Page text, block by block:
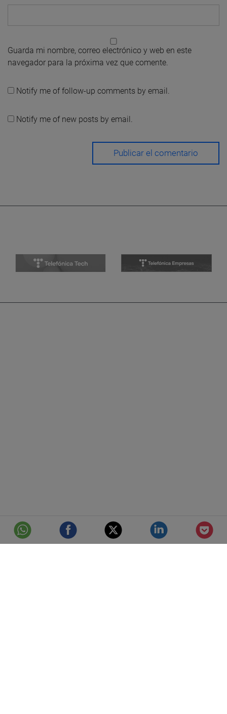
Guarda mi nombre, correo electrónico y web en este
navegador para la próxima vez que comente.
Notify me of follow-up comments by email.
Notify me of new posts by email.